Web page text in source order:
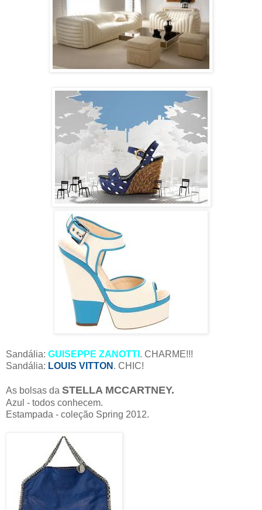
Sandália: GUISEPPE ZANOTTI . CHARME!!!
Sandália: LOUIS VITTON . CHIC!
As bolsas da STELLA MCCARTNEY.
Azul - todos conhecem.
Estampada - coleção Spring 2012.